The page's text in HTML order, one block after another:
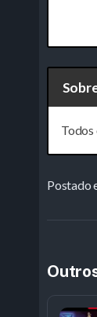
Todos
Postado